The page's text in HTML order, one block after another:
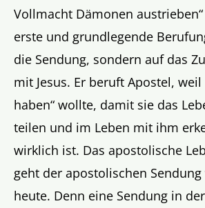
Vollmacht Dämonen austrieben“
erste und grundlegende
die Sendung, sondern auf das
mit Jesus. Er beruft Apostel,
haben“ wollte, damit sie das
teilen und im Leben mit ihm
wirklich ist. Das apostolische
geht der apostolischen Sendung
heute. Denn eine Sendung in